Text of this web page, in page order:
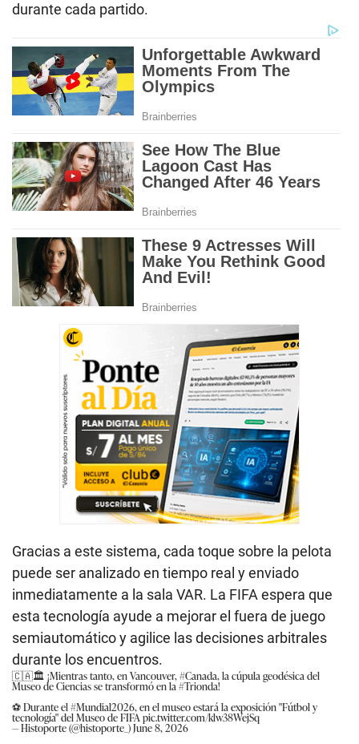
durante cada partido.
Gracias a este sistema, cada toque sobre la pelota
puede ser analizado en tiempo real y enviado
inmediatamente a la sala VAR. La FIFA espera que
esta tecnología ayude a mejorar el fuera de juego
semiautomático y agilice las decisiones arbitrales
durante los encuentros.
🇨🇦🏛️ ¡Mientras tanto, en Vancouver,#Canada, la cúpula geodésica del
Museo de Ciencias se transformó en la#Trionda!
⚽ Durante el#Mundial2026, en el museo estará la exposición "Fútbol y
tecnología" del Museo de FIFApic.twitter.com/klw38WejSq
— Histoporte (@histoporte_)June 8, 2026